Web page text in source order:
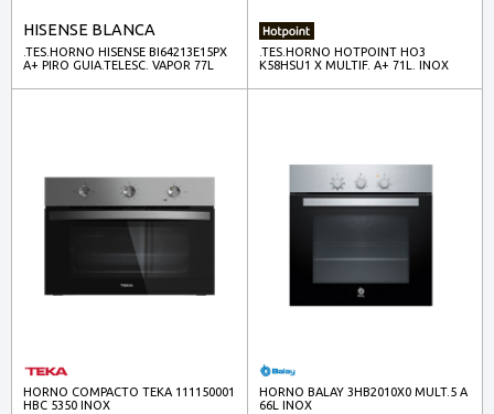
HISENSE BLANCA
.TES.HORNO HISENSE BI64213E15PX
A+ PIRO GUIA.TELESC. VAPOR 77L
.TES.HORNO HOTPOINT HO3
K58HSU1 X MULTIF. A+ 71L. INOX
HORNO COMPACTO TEKA 111150001
HBC 5350 INOX
HORNO BALAY 3HB2010X0 MULT.5 A
66L INOX